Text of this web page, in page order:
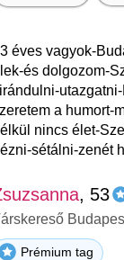
éves vagyok-
és dolgozom-
a humort-
nincs élet-
sétálni-zenét
, 53
Prémium tag